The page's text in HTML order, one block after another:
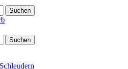
Suchen
Suchen